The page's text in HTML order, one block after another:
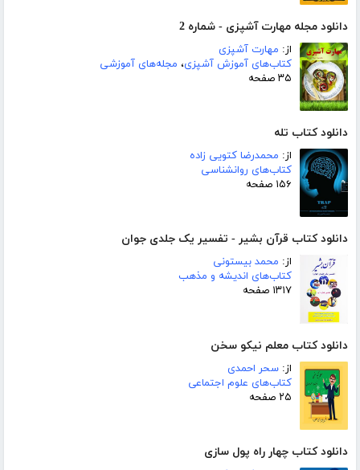
دانلود مجله مهارت آشپزی - شماره 2
از: مهارت آشپزی
کتاب‌های آموزش آشپزی، مجله‌های آموزشی
۳۵ صفحه
دانلود کتاب تله
از: محمدرضا کتویی زاده
کتاب‌های روانشناسی
۱۵۶ صفحه
دانلود کتاب قرآن بشیر - تفسیر یک جلدی جوان
از: محمد بیستونی
کتاب‌های اندیشه و مذهب
۱۳۱۷ صفحه
دانلود کتاب معلم نیکو سخن
از: سحر احمدی
کتاب‌های علوم اجتماعی
۲۵ صفحه
دانلود کتاب چهار راه پول سازی